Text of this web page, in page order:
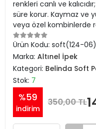
renkleri canlı ve
süre korur. Kaymaz ve
veya özel kombinlerde
Ürün Kodu: soft(124-06)
Marka: Altınel İpek
Kategori: Belinda Soft
Stok: 7
%59
indirim
350,00 TL